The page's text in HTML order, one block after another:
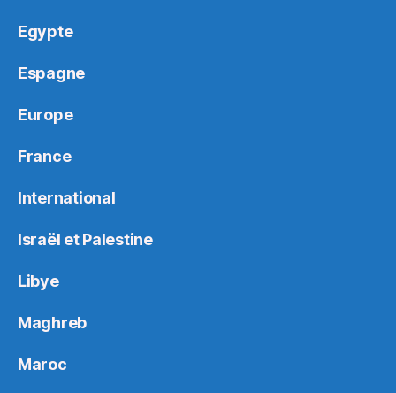
Egypte
Espagne
Europe
France
International
Israël et Palestine
Libye
Maghreb
Maroc